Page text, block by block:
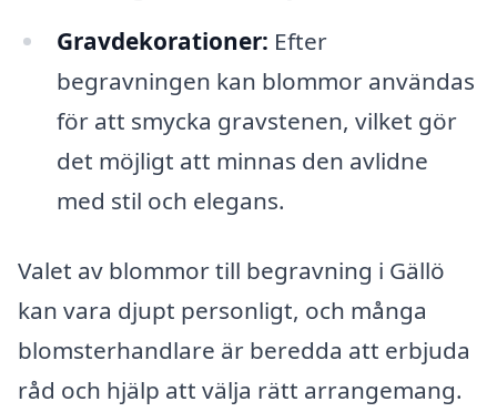
Gravdekorationer: Efter
begravningen kan blommor användas
för att smycka gravstenen, vilket gör
det möjligt att minnas den avlidne
med stil och elegans.
Valet av blommor till begravning i Gällö
kan vara djupt personligt, och många
blomsterhandlare är beredda att erbjuda
råd och hjälp att välja rätt arrangemang.